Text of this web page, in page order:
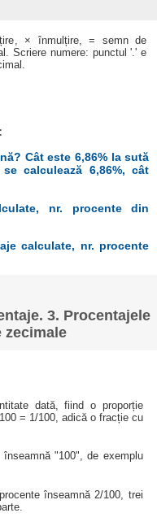
× înmulțire, = semn de
Scriere numere: punctul '.' e
Cât este 6,86% la sută
calculează 6,86%, cât
nr. procente din
calculate, nr. procente
3. Procentajele
zecimale
dată, fiind o proporție
= 1/100, adică o fracție cu
"100", de exemplu
înseamnă 2/100, trei